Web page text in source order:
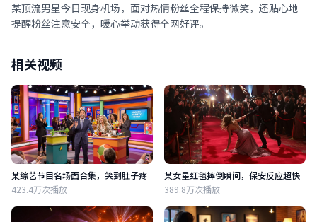
某顶流男星今日现身机场，面对热情粉丝全程保持微笑，还贴心地
提醒粉丝注意安全，暖心举动获得全网好评。
相关视频
某综艺节目名场面合集，笑到肚子疼
423.4万次播放
某女星红毯摔倒瞬间，保安反应超快
389.8万次播放